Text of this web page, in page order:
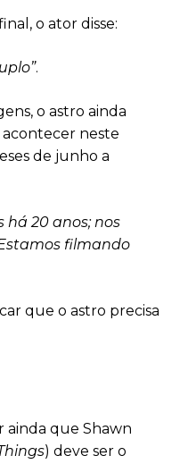
o ator disse:
.
o astro ainda
neste
de junho a
há 20 anos; nos
filmando
que o astro precisa
ainda que Shawn
) deve ser o